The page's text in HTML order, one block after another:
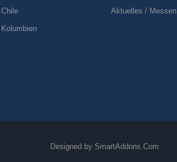
Chile
Kolumbien
Aktuelles / Messen
Designed by SmartAddons.Com